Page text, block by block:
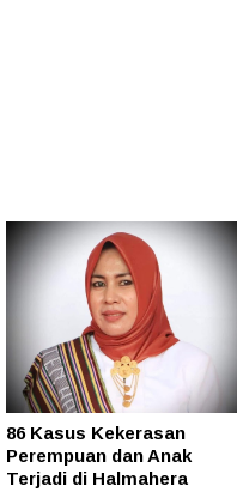
86 Kasus Kekerasan
Perempuan dan Anak
Terjadi di Halmahera